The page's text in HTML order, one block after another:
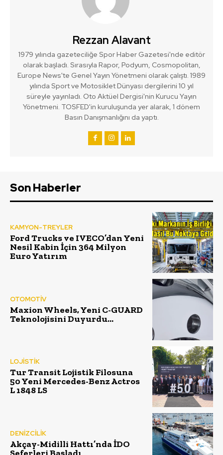
Rezzan Alavant
1979 yılında gazeteciliğe Spor Haber Gazetesi'nde editör
olarak başladı. Sırasıyla Rapor, Podyum, Cosmopolitan,
Europe News'te Genel Yayın Yönetmeni olarak çalıştı. 1989
yılında Sport ve Motosiklet Dünyası dergilerini 10 yıl
süreyle yayınladı. Oto Aktüel Dergisi'nin Kurucu Yayın
Yönetmeni. TOSFED'in kuruluşunda yer alarak, 1 dönem
Basın Danışmanlığını da yaptı.
Son Haberler
KAMYON-TREYLER
Ford Trucks ve IVECO’dan Yeni
Nesil Kabin İçin 364 Milyon
Euro Yatırım
OTOMOTİV
Maxion Wheels, Yeni C-GUARD
Teknolojisini Duyurdu…
LOJİSTİK
Tur Transit Lojistik Filosuna
50 Yeni Mercedes-Benz Actros
L 1848 LS
DENİZCİLİK
Akçay-Midilli Hattı’nda İDO
Seferleri Başladı